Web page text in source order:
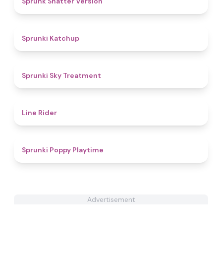
Sprunki Katchup
Sprunki Sky Treatment
Line Rider
Sprunki Poppy Playtime
Advertisement